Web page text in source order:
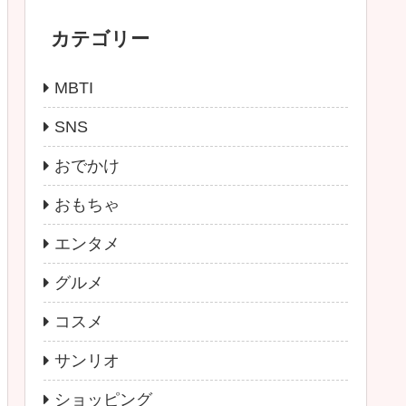
カテゴリー
MBTI
SNS
おでかけ
おもちゃ
エンタメ
グルメ
コスメ
サンリオ
ショッピング